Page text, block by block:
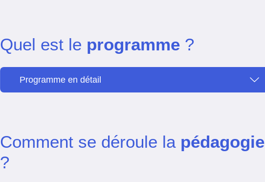
Quel est le programme ?
Programme en détail
Comment se déroule la pédagogie
?